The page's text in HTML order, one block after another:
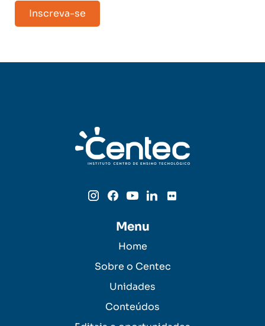
Inscreva-se
Menu
Home
Sobre o Centec
Unidades
Conteúdos